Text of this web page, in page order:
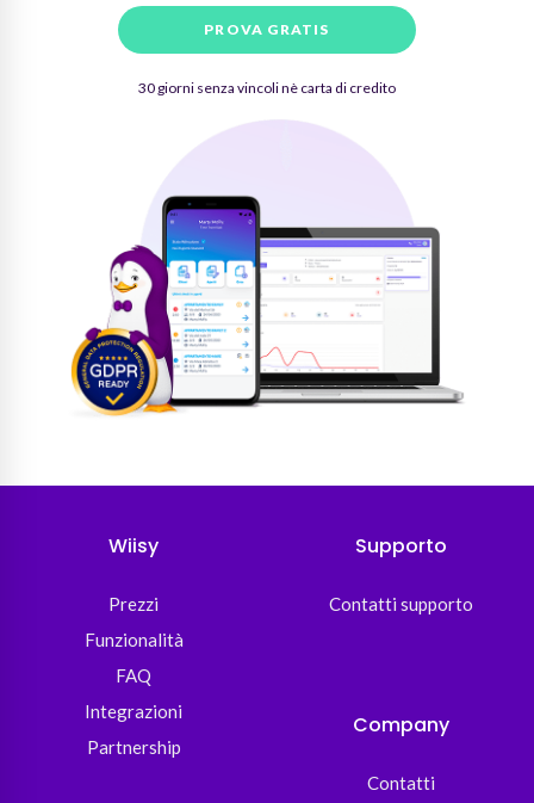
PROVA GRATIS
30 giorni senza vincoli nè carta di credito
Wiisy
Prezzi
Funzionalità
FAQ
Integrazioni
Partnership
Supporto
Contatti supporto
Company
Contatti